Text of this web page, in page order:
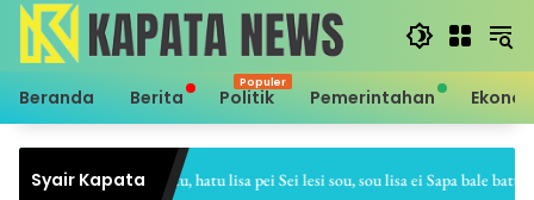
Langsung
konten
Beranda Berita Politik Pemerintahan
Syair Kapata
Sei hale hatu, hatu lisa pei Sei lesi sou, sou lisa ei Sapa bale batu, batu